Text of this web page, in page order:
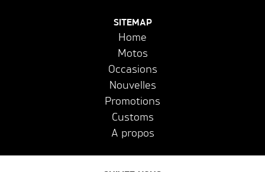
SITEMAP
Home
Motos
Occasions
Nouvelles
Promotions
Customs
A propos